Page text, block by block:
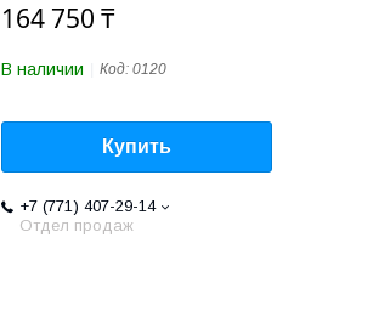
164 750 ₸
В наличии Код: 0120
Купить
+7 (771) 407-29-14
Отдел продаж